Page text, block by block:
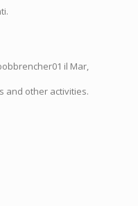
il Mar,
and other activities.